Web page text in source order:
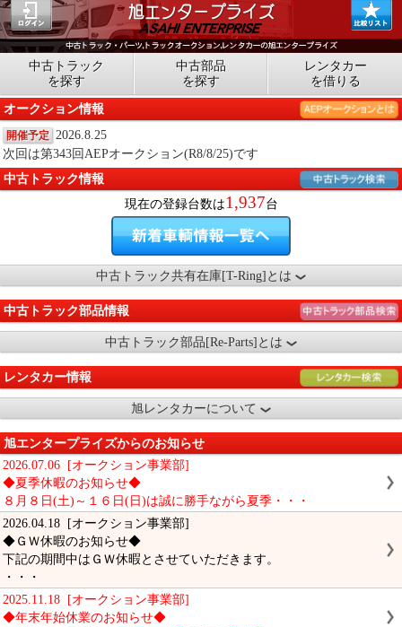
中古トラック
を探す
中古部品
を探す
レンタカー
を借りる
オークション情報
開催予定
2026.8.25
次回は第343回AEPオークション(R8/8/25)です
中古トラック情報
現在の登録台数は1,937台
中古トラック共有在庫[T-Ring]とは
中古トラック部品情報
中古トラック部品[Re-Parts]とは
レンタカー情報
旭レンタカーについて
旭エンタープライズからのお知らせ
2026.07.06 [オークション事業部]
◆夏季休暇のお知らせ◆
８月８日(土)～１６日(日)は誠に勝手ながら夏季・・・
2026.04.18 [オークション事業部]
◆ＧＷ休暇のお知らせ◆
下記の期間中はＧＷ休暇とさせていただきます。
・・・
2025.11.18 [オークション事業部]
◆年末年始休業のお知らせ◆